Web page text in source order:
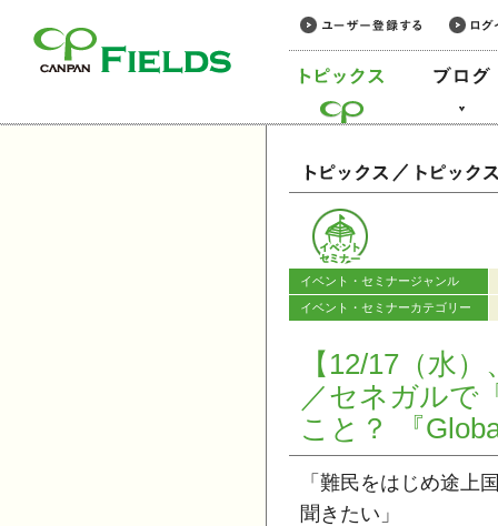
カテゴリー
イベント・セミナージャンル
イベント・セミナーカテゴリー
【12/17（水
／セネガルで
こと？ 『
「難民をはじめ途上
聞きたい」